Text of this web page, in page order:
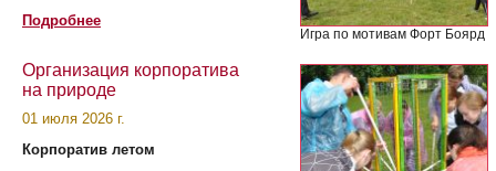
Игра по мотивам Форт Боярд
Подробнее
Организация корпоратива
на природе
01 июля 2026 г.
Корпоратив летом